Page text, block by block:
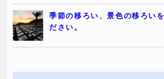
季節の移ろい、景色の移ろい
ださい。